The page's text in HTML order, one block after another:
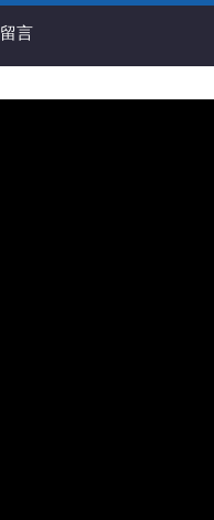
留言